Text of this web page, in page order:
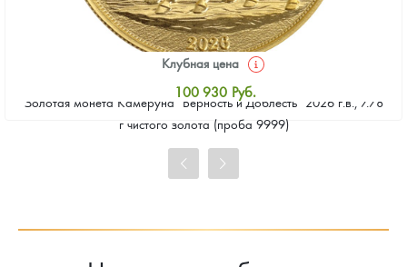
Золотая монета Камеруна "Верность и Доблесть" 2026 г.в., 7.78
г чистого золота (проба 9999)
Клубная цена
100 930 Руб.
Стандартная цена
Цена выкупа